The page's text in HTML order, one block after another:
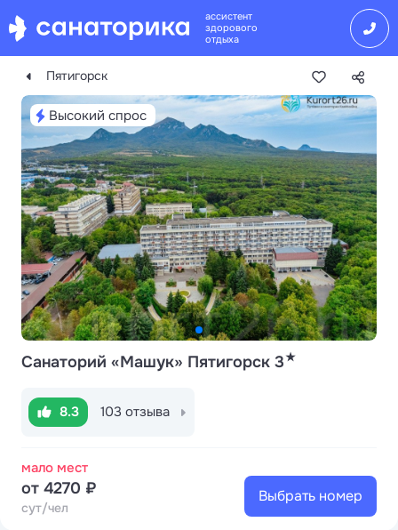
ассистент
здорового
отдыха
Пятигорск
Высокий спрос
Санаторий «Машук» Пятигорск 3★
8.3 103 отзыва
мало мест
от 4270 ₽
сут/чел
Выбрать номер